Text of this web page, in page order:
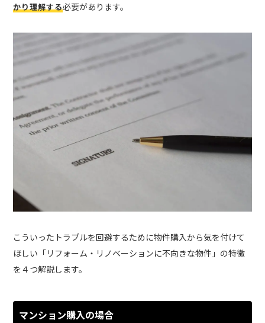
かり理解する必要があります。
こういったトラブルを回避するために物件購入から気を付けて
ほしい「リフォーム・リノベーションに不向きな物件」の特徴
を４つ解説します。
マンション購入の場合